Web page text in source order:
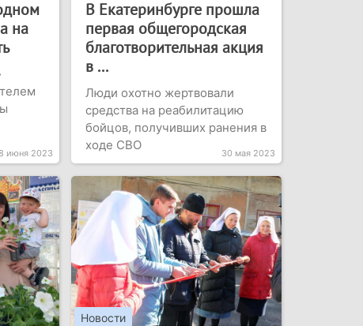
на
июня 2023
В Екатеринбурге прошла
первая общегородская
благотворительная акция
в ...
Люди охотно жертвовали
средства на реабилитацию
бойцов, получивших ранения в
ходе СВО
30 мая 2023
Новости